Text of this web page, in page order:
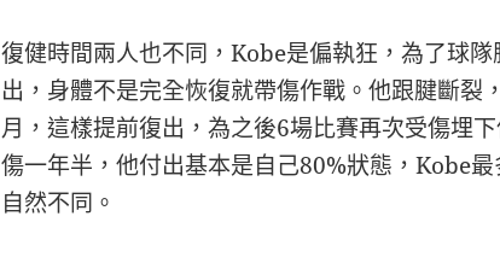
復健時間兩人也不同，Kobe是偏執狂，為了球
出，身體不是完全恢復就帶傷作戰。他跟腱斷裂
月，這樣提前復出，為之後6場比賽再次受傷埋
傷一年半，他付出基本是自己80%狀態，Kobe
自然不同。